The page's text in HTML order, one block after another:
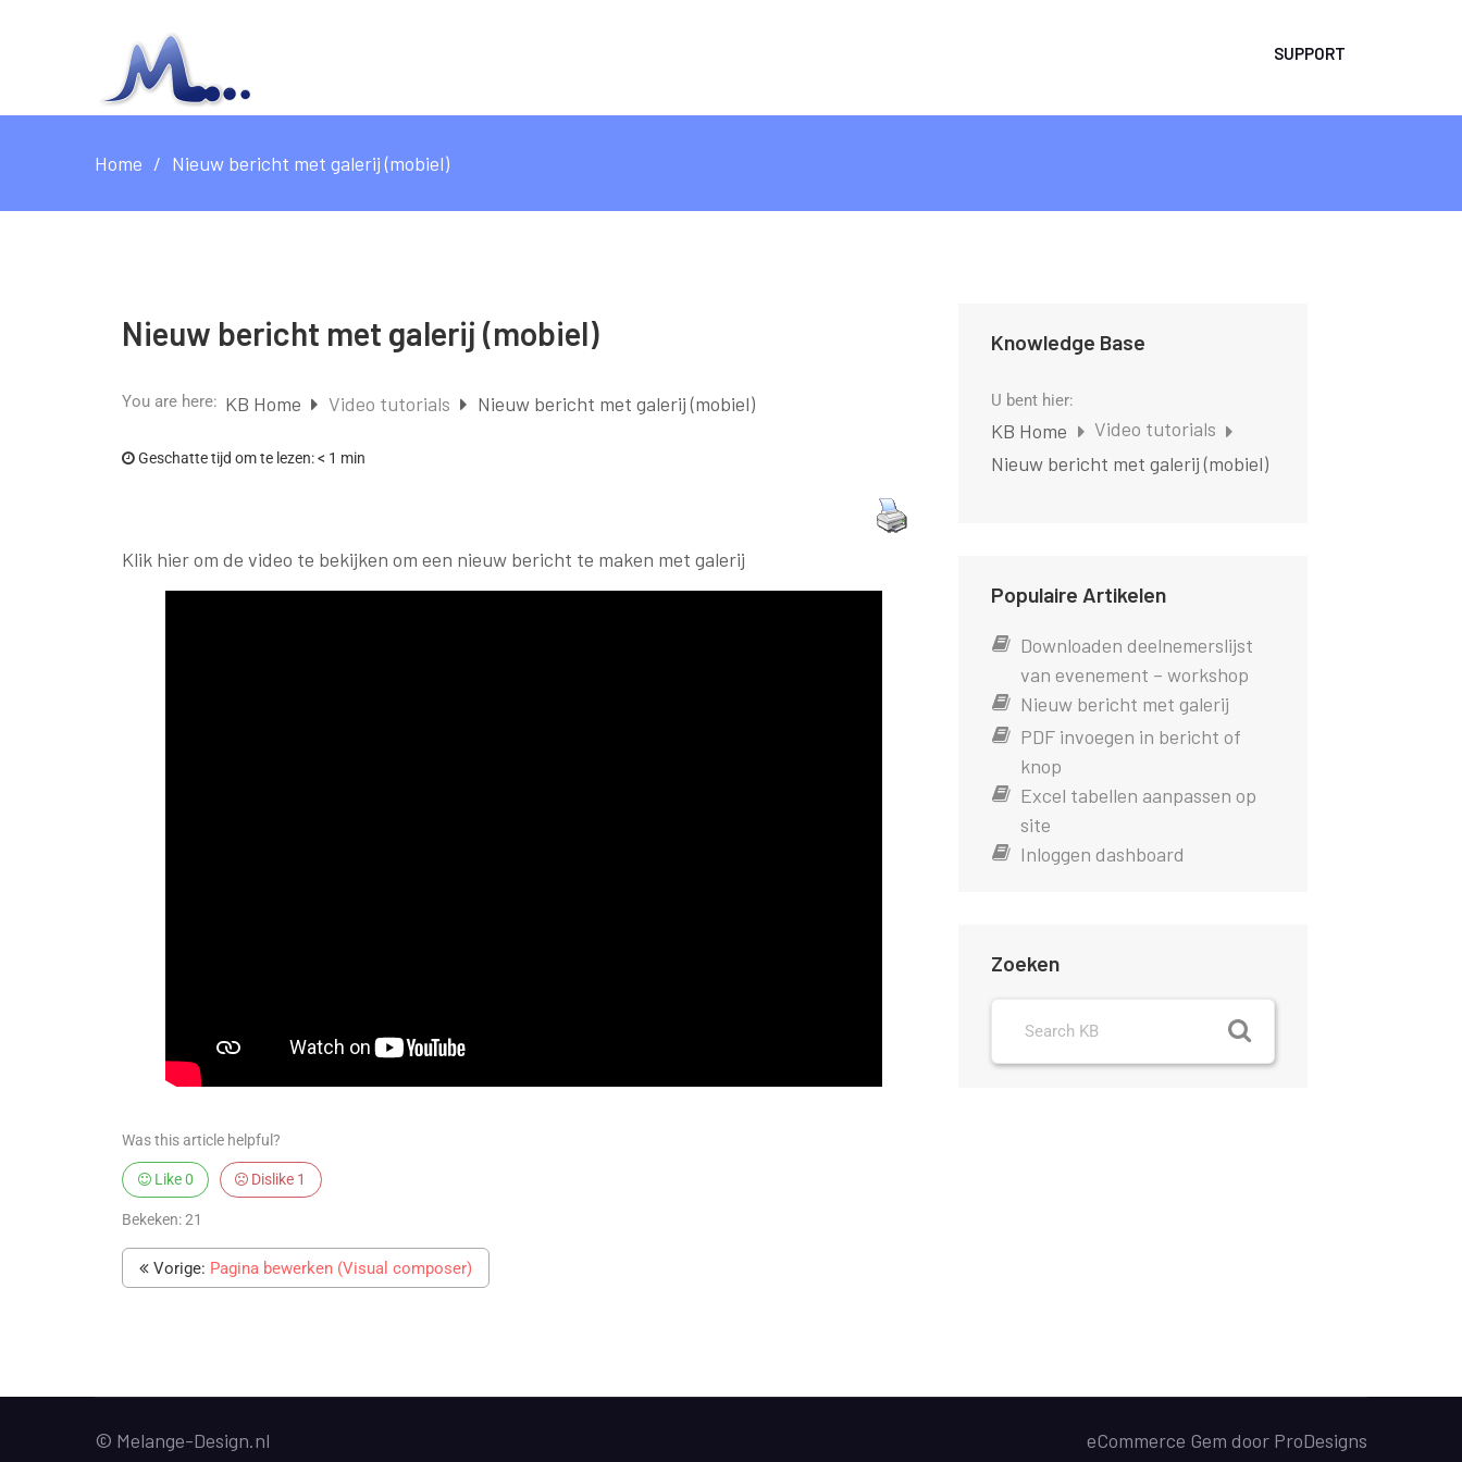
SUPPORT
Home Nieuw bericht met galerij (mobiel)
Nieuw bericht met galerij (mobiel)
You are here: KB Home Video tutorials Nieuw bericht met galerij (mobiel)
Geschatte tijd om te lezen:< 1 min
Klik hier om de video te bekijken om een nieuw bericht te maken met galerij
Was this article helpful?
Like0 Dislike 1
Bekeken:21
Vorige: Pagina bewerken (Visual composer)
Knowledge Base
U bent hier:
KB Home
Video tutorials
Nieuw bericht met galerij (mobiel)
Populaire Artikelen
Downloaden deelnemerslijst
van evenement – workshop
Nieuw bericht met galerij
PDF invoegen in bericht of
knop
Excel tabellen aanpassen op
site
Inloggen dashboard
Zoeken
© Melange-Design.nl eCommerce Gem door ProDesigns